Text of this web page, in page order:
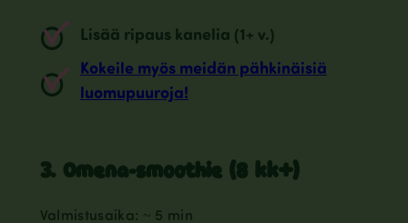
Lisää ripaus kanelia (1+ v.)
Kokeile myös meidän pähkinäisiä
luomupuuroja!
3. Omena-smoothie (8 kk+)
Valmistusaika: ~ 5 min